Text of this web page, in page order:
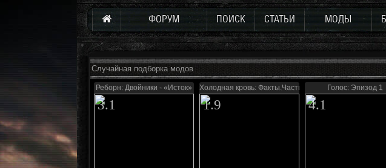
ФОРУМ ПОИСК СТАТЬИ МОДЫ
Случайная подборка модов
Реборн: Двойники - «Исток»
3.1
Холодная кровь: Факты.Часть первая
1.9
Голос: Эпизод 1
4.1